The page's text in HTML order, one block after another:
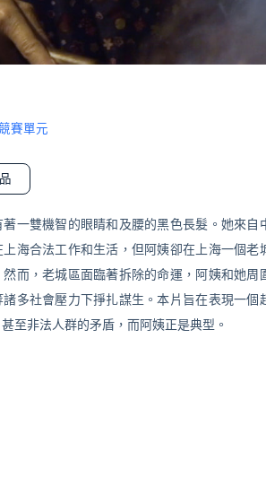
賽單元
著一雙機智的眼睛和及腰的黑色長髮。她來自
上海合法工作和生活，但阿姨卻在上海一個老
然而，老城區面臨著拆除的命運，阿姨和她周
多社會壓力下掙扎謀生。本片旨在表現一個
至非法人群的矛盾，而阿姨正是典型。